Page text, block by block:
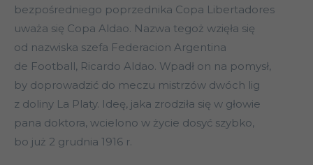
bezpośredniego poprzednika Copa Libertadores
uważa się Copa Aldao. Nazwa tegoż wzięła się
od nazwiska szefa Federacion Argentina
de Football, Ricardo Aldao. Wpadł on na pomysł,
by doprowadzić do meczu mistrzów dwóch lig
z doliny La Platy. Ideę, jaka zrodziła się w głowie
pana doktora, wcielono w życie dosyć szybko,
bo już 2 grudnia 1916 r.